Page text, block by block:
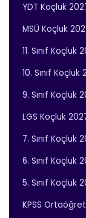
YDT Koçluk
MSÜ Koçluk
11. Sınıf Koçluk
10. Sınıf Koçluk
9. Sınıf Koçluk
LGS Koçluk
7. Sınıf Koçluk
6. Sınıf Koçluk
5. Sınıf Koçluk
KPSS